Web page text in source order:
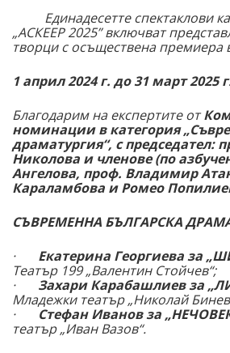
Единадесетте спектаклови
„АСКЕЕР 2025” включват
творци с осъществена премиера
1 април 2024 г. до 31 март 2025
Благодарим на експертите от
номинации в категория
драматургия“, с председател:
Николова и членове (по
Ангелова, проф. Владимир
Караламбова и Ромео
СЪВРЕМЕННА БЪЛГАРСКА
· Екатерина Георгиева за
Театър 199 „Валентин Стойчев“;
· Захари Карабашлиев за
Младежки театър „Николай
· Стефан Иванов за
театър „Иван Вазов“.